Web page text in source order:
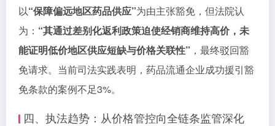
以“保障偏远地区药品供应”为由主张豁免，但法院认
为： “其通过差别化返利政策迫使经销商维持高价，未
能证明低价地区供应短缺与价格关联性” ，最终驳回豁
免请求。当前司法实践表明，药品流通企业成功援引豁
免条款的案例不足3%。
四、执法趋势：从价格管控向全链条监管深化